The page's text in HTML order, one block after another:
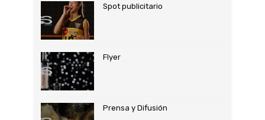
Spot publicitario
Flyer
Prensa y Difusión